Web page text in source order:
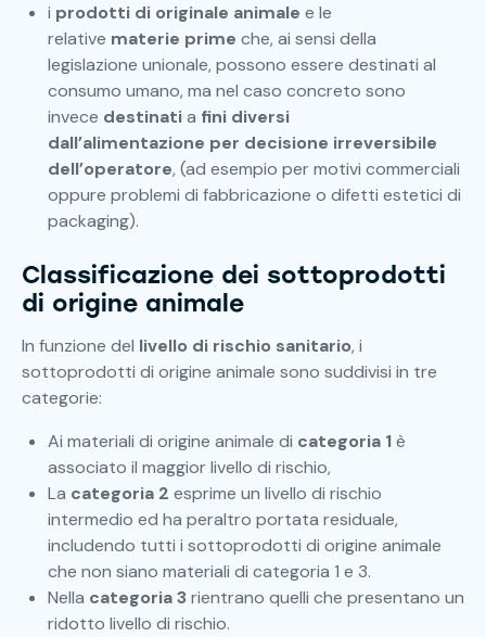
i prodotti di originale animale e le
relative materie prime che, ai sensi della
legislazione unionale, possono essere destinati al
consumo umano, ma nel caso concreto sono
invece destinatia fini diversi
dall’alimentazione per decisione irreversibile
dell’operatore, (ad esempio per motivi commerciali
oppure problemi di fabbricazione o difetti estetici di
packaging).
Classificazione dei sottoprodotti
di origine animale
In funzione del livello di rischio sanitario, i
sottoprodotti di origine animale sono suddivisi in tre
categorie:
Ai materiali di origine animale di categoria 1è
associato il maggior livello di rischio,
La categoria 2 esprime un livello di rischio
intermedio ed ha peraltro portata residuale,
includendo tutti i sottoprodotti di origine animale
che non siano materiali di categoria 1 e 3.
Nella categoria 3 rientrano quelli che presentano un
ridotto livello di rischio.